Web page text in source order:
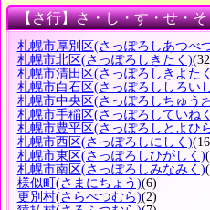
【さ行】さ・し・す・せ・そ
札幌市厚別区(さっぽろしあつべ
札幌市北区(さっぽろしきたく)
札幌市清田区(さっぽろしきよた
札幌市白石区(さっぽろししろい
札幌市中央区(さっぽろしちゅう
札幌市手稲区(さっぽろしていね
札幌市豊平区(さっぽろしとよひ
札幌市西区(さっぽろしにしく)
札幌市東区(さっぽろしひがしく)
札幌市南区(さっぽろしみなみく)
様似町 (さまにちょう)(6)
更別村(さらべつむら)(2)